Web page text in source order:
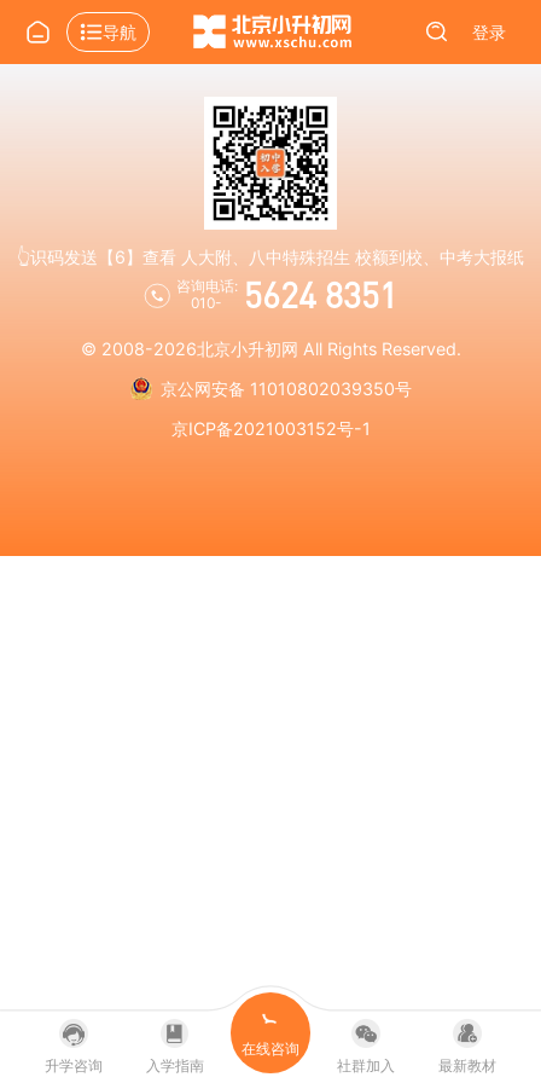
导航 登录
👆识码发送【6】查看 人大附、八中特殊招生 校额到校、中考大报纸
咨询电话:
010-
5624 8351
© 2008-2026北京小升初网 All Rights Reserved.
京公网安备 11010802039350号
京ICP备2021003152号-1
升学咨询 入学指南
在线咨询
社群加入
最新教材